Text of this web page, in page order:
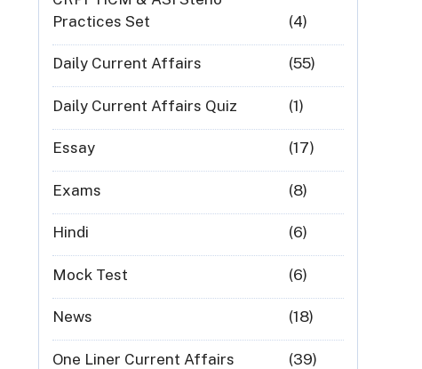
Practices Set
(4)
Daily Current Affairs (55)
Daily Current Affairs Quiz (1)
Essay (17)
Exams (8)
Hindi (6)
Mock Test (6)
News (18)
One Liner Current Affairs (39)